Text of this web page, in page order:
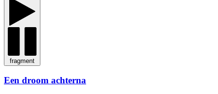
fragment
Een droom achterna